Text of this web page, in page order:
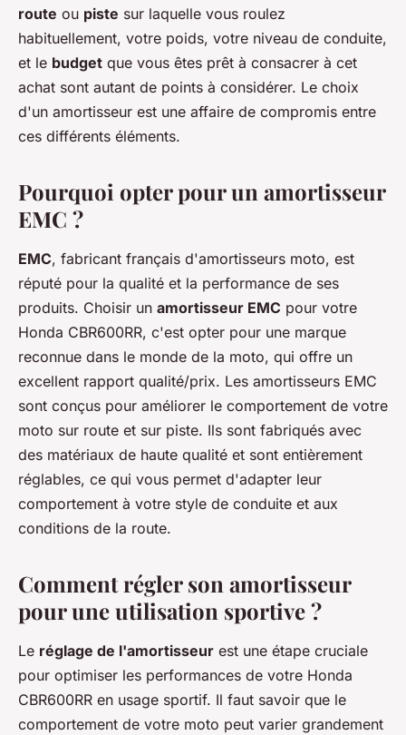
route ou piste sur laquelle vous roulez
habituellement, votre poids, votre niveau de conduite,
et le budget que vous êtes prêt à consacrer à cet
achat sont autant de points à considérer. Le choix
d'un amortisseur est une affaire de compromis entre
ces différents éléments.
Pourquoi opter pour un amortisseur
EMC ?
EMC, fabricant français d'amortisseurs moto, est
réputé pour la qualité et la performance de ses
produits. Choisir un amortisseur EMC pour votre
Honda CBR600RR, c'est opter pour une marque
reconnue dans le monde de la moto, qui offre un
excellent rapport qualité/prix. Les amortisseurs EMC
sont conçus pour améliorer le comportement de votre
moto sur route et sur piste. Ils sont fabriqués avec
des matériaux de haute qualité et sont entièrement
réglables, ce qui vous permet d'adapter leur
comportement à votre style de conduite et aux
conditions de la route.
Comment régler son amortisseur
pour une utilisation sportive ?
Le réglage de l'amortisseur est une étape cruciale
pour optimiser les performances de votre Honda
CBR600RR en usage sportif. Il faut savoir que le
comportement de votre moto peut varier grandement